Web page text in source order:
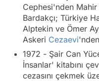
Cephesi'nden
Bardakçı; Türkiye
Alptekin ve Ömer
Askeri Cezaevi
1972 - Şair Can
İnsanlar' kitabını
cezasını çekmek